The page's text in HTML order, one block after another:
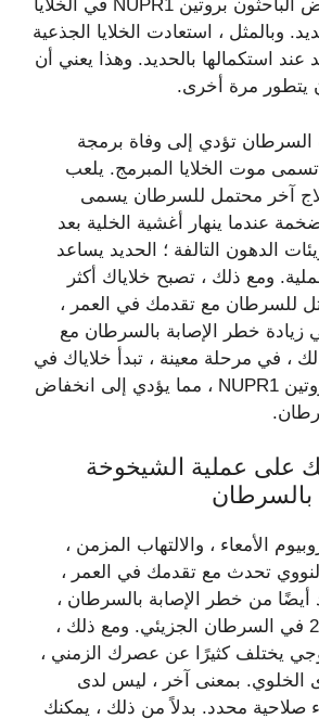
الأورام. عندما خفض الباحثون بروتين NUPR1 في الخلايا
وبالمثل ، استعادت الخلايا الجذعية
عند استكمالها بالحديد. وهذا يعني أن
يتطور مرة أخرى.
السرطان تؤدي إلى وفاة برمجة
تسمى موت الخلايا المبرمج. يلعب
آخر محتمل للسرطان يسمى
عندما ينهار أغشية الخلية بعد
الدهون التالفة ؛ الحديد يساعد
ومع ذلك ، تصبح خلاياك أكثر
للسرطان مع تقدمك في العمر ،
خطر الإصابة بالسرطان مع
، في مرحلة معينة ، تبدأ خلاياك في
إنتاج المزيد من بروتين NUPR1 ، مما يؤدي إلى انخفاض
على عملية الشيخوخة
بالسرطان
الأمعاء ، والالتهاب المزمن ،
تحدث مع تقدمك في العمر ،
أيضًا من خطر الإصابة بالسرطان ،
وفقًا لمراجعة 2024 في السرطان الجزيئي. ومع ذلك ،
يختلف كثيرًا عن عصرك الزمني ،
الخلوي. بمعنى آخر ، ليس لدى
صلاحية محدد. بدلاً من ذلك ، يمكنك